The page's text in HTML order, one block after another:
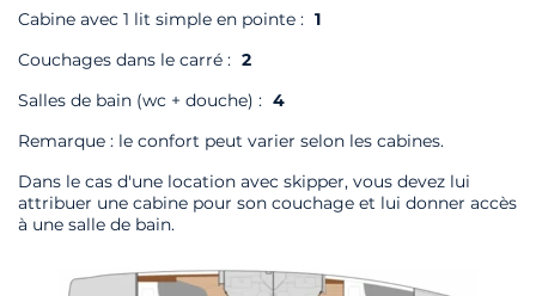
Cabine avec 1 lit simple en pointe : 1
Couchages dans le carré : 2
Salles de bain (wc + douche) : 4
Remarque : le confort peut varier selon les cabines.
Dans le cas d'une location avec skipper, vous devez lui
attribuer une cabine pour son couchage et lui donner accès
à une salle de bain.